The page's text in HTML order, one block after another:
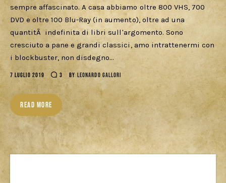
sempre affascinato. A casa abbiamo oltre 800 VHS, 700
DVD e oltre 100 Blu-Ray (in aumento), oltre ad una
quantitÃ indefinita di libri sull'argomento. Sono
cresciuto a pane e grandi classici, amo intrattenermi con
i blockbuster, non disdegno…
7 LUGLIO 2019 3 BY LEONARDO GALLORI
READ MORE